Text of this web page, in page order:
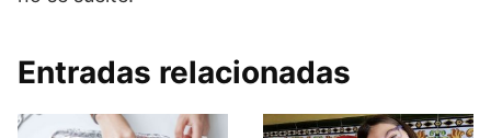
Entradas relacionadas